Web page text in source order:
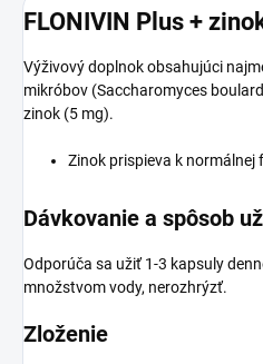
FLONIVIN Plus +
Výživový doplnok obsahujúci
mikróbov (Saccharomyces
zinok (5 mg).
Zinok prispieva k
Dávkovanie a spôsob
Odporúča sa užiť 1-3 kapsuly
množstvom vody, nerozhrýzť.
Zloženie